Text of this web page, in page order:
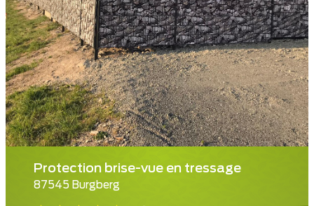
Protection brise-vue en tressage
87545 Burgberg